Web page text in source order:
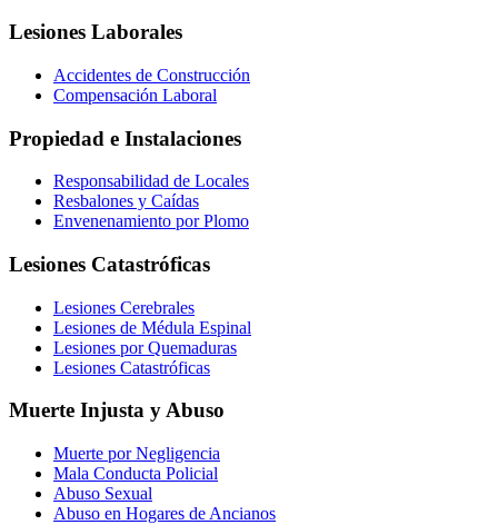
Lesiones Laborales
Accidentes de Construcción
Compensación Laboral
Propiedad e Instalaciones
Responsabilidad de Locales
Resbalones y Caídas
Envenenamiento por Plomo
Lesiones Catastróficas
Lesiones Cerebrales
Lesiones de Médula Espinal
Lesiones por Quemaduras
Lesiones Catastróficas
Muerte Injusta y Abuso
Muerte por Negligencia
Mala Conducta Policial
Abuso Sexual
Abuso en Hogares de Ancianos